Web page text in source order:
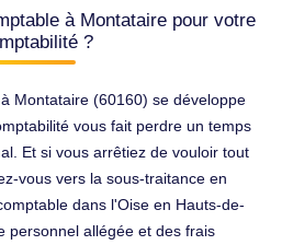
à Montataire pour votre
?
Montataire (60160) se développe
vous fait perdre un temps
Et si vous arrêtiez de vouloir tout
vous vers la sous-traitance en
dans l'Oise en Hauts-de-
personnel allégée et des frais